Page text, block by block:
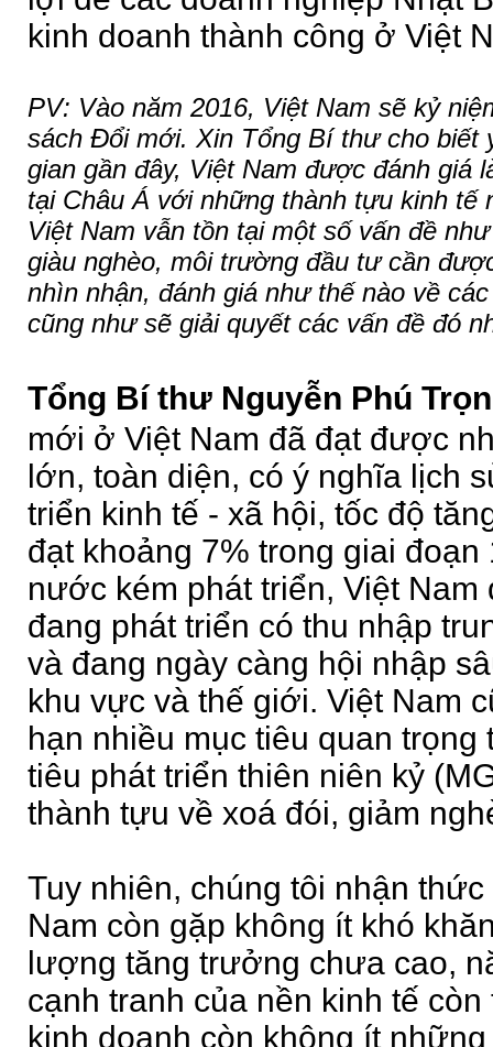
kinh doanh thành công ở Việt
PV: Vào năm 2016, Việt Nam sẽ kỷ
sách Đổi mới. Xin Tổng Bí thư cho biết
gian gần đây, Việt Nam được đánh giá
tại Châu Á với những thành tựu kinh tế
Việt Nam vẫn tồn tại một số vấn đề
giàu nghèo, môi trường đầu tư cần
nhìn nhận, đánh giá như thế nào về
cũng như sẽ giải quyết các vấn đề đó
Tổng Bí thư Nguyễn Phú
mới ở Việt Nam đã đạt được
lớn, toàn diện, có ý nghĩa lịch
triển kinh tế - xã hội, tốc độ
đạt khoảng 7% trong giai
nước kém phát triển, Việt
đang phát triển có thu nhập
và đang ngày càng hội nhập
khu vực và thế giới. Việt Nam
hạn nhiều mục tiêu quan trọng
tiêu phát triển thiên niên kỷ
thành tựu về xoá đói, giảm
Tuy nhiên, chúng tôi nhận
Nam còn gặp không ít khó
lượng tăng trưởng chưa cao,
cạnh tranh của nền kinh tế
kinh doanh còn không ít